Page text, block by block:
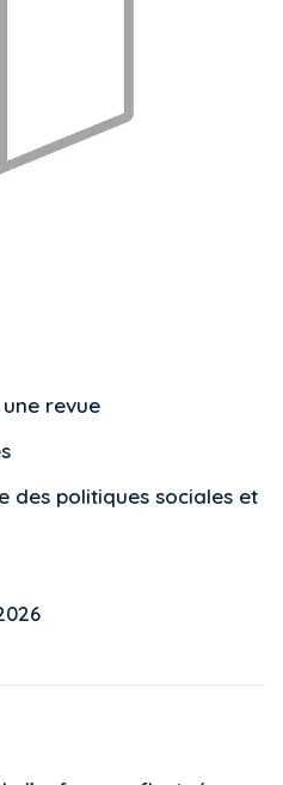
revue
des politiques sociales et